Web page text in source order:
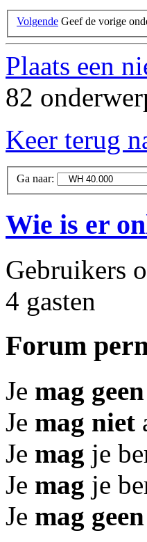
Volgende Geef de vorige
Plaats een
82
Keer terug
Ga naar:
Wie is er
Gebruikers
4 gasten
Forum
Je mag geen
Je mag niet
Je mag je
Je mag je
Je mag geen